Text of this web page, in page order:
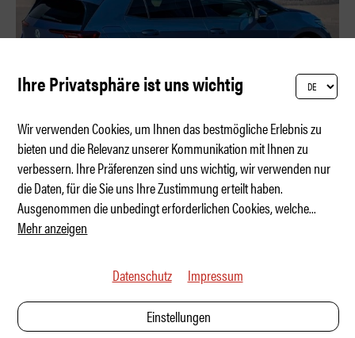
VW ID.3 Neo – mehr Golf wagen
Ihre Privatsphäre ist uns wichtig
Wir verwenden Cookies, um Ihnen das bestmögliche Erlebnis zu
bieten und die Relevanz unserer Kommunikation mit Ihnen zu
verbessern. Ihre Präferenzen sind uns wichtig, wir verwenden nur
die Daten, für die Sie uns Ihre Zustimmung erteilt haben.
Ausgenommen die unbedingt erforderlichen Cookies, welche...
Mehr anzeigen
Datenschutz Impressum
Einstellungen